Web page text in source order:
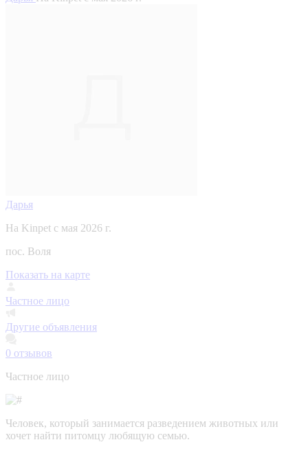
Дарья
На Kinpet c мая 2026 г.
пос. Воля
Показать на карте
Частное лицо
Другие объявления
0 отзывов
Частное лицо
Человек, который занимается разведением животных или
хочет найти питомцу любящую семью.